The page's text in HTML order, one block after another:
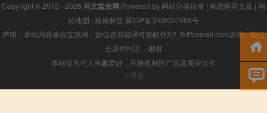
Copyright © 2012 - 2026 河北盐业网 Powered by 网站分类目录 | 精选推荐文章 | 网
站地图 | 疑难解答 冀ICP备字08007068号
声明：本站内容来自互联网，如信息有错误可发邮件到f_fb#foxmail.com说明，我们
会及时纠正，谢谢
本站仅为个人兴趣爱好，不接盈利性广告及商业合作
小男孩